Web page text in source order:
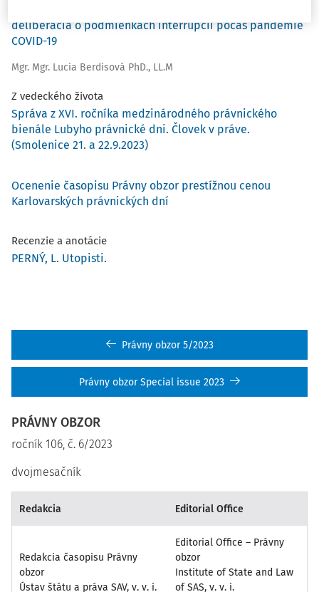
deliberácia o podmienkach interrupcií počas pandémie
COVID-19
Mgr. Mgr. Lucia Berdisová PhD., LL.M
Z vedeckého života
Správa z XVI. ročníka medzinárodného právnického
bienále Lubyho právnické dni. Človek v práve.
(Smolenice 21. a 22.9.2023)
Ocenenie časopisu Právny obzor prestížnou cenou
Karlovarských právnických dní
Recenzie a anotácie
PERNÝ, L. Utopisti.
Právny obzor 5/2023
Právny obzor Special issue 2023
PRÁVNY OBZOR
ročník 106, č. 6/2023
dvojmesačník
Redakcia Editorial Office
Redakcia časopisu Právny
obzor
Ústav štátu a práva SAV, v. v. i.
Editorial Office – Právny
obzor
Institute of State and Law
of SAS, v. v. i.